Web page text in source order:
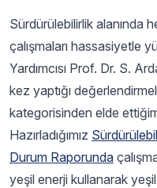
Sürdürülebilirlik alanında
çalışmaları hassasiyetle
Yardımcısı Prof. Dr. S.
kez yaptığı
kategorisinden elde
Hazırladığımız
Durum Raporunda
yeşil enerji kullanarak yeşil